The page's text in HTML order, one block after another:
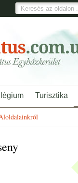
Turisztika